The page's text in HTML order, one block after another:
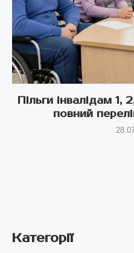
Пільги інвалідам 1,
повний
Категорії